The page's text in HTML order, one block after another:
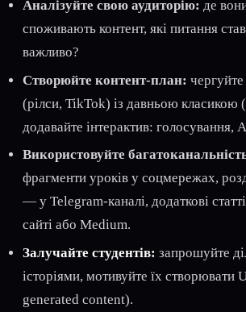
Аналізуйте свою аудиторію: де
споживають контент, які питання
важливо?
Створюйте контент-план: чергуйте
(рілси, TikTok) із давньою класикою
додавайте інтерактив: голосування,
Використовуйте
фрагменти уроків у соцмережах,
— у Telegram-каналі, додаткові
сайті або Medium.
Залучайте студентів: запрошуйте
історіями, мотивуйте їх створювати
generated content).